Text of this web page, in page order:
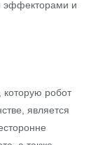
эффекторами и
которую робот
является